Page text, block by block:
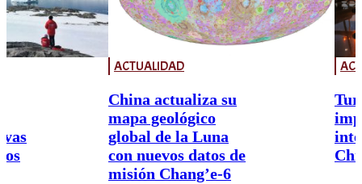
ACTUALIDAD
China actualiza su
mapa geológico
global de la Luna
con nuevos datos de
misión Chang’e-6